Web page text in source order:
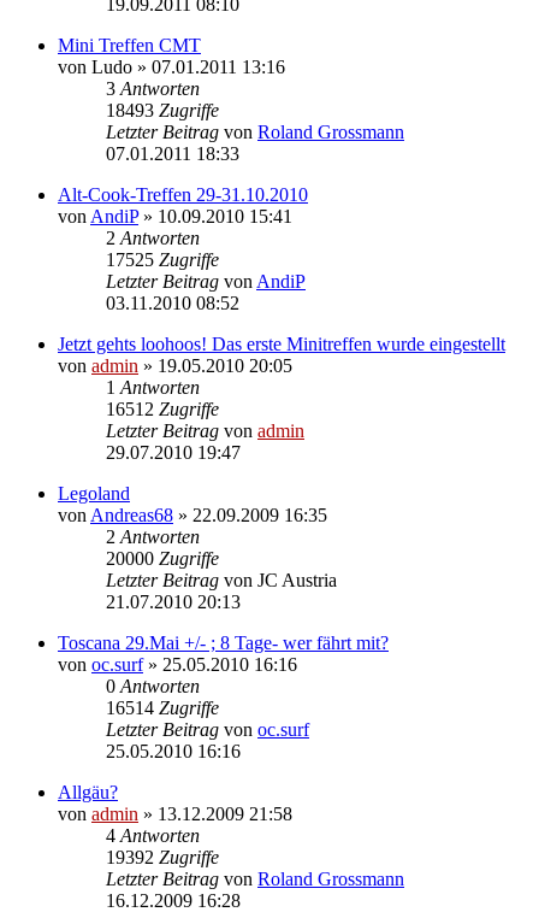
Mini Treffen CMT
von Ludo » 07.01.2011 13:16
3 Antworten
18493 Zugriffe
Letzter Beitrag von Roland Grossmann
07.01.2011 18:33
Alt-Cook-Treffen 29-31.10.2010
von AndiP» 10.09.2010 15:41
2 Antworten
17525 Zugriffe
Letzter Beitrag von AndiP
03.11.2010 08:52
Jetzt gehts loohoos! Das erste Minitreffen wurde eingestellt
von admin » 19.05.2010 20:05
1 Antworten
16512 Zugriffe
Letzter Beitrag von admin
29.07.2010 19:47
Legoland
von Andreas68 » 22.09.2009 16:35
2 Antworten
20000 Zugriffe
Letzter Beitrag von JC Austria
21.07.2010 20:13
Toscana 29.Mai +/- ; 8 Tage- wer fährt mit?
von oc.surf» 25.05.2010 16:16
0 Antworten
16514 Zugriffe
Letzter Beitrag von oc.surf
25.05.2010 16:16
Allgäu?
von admin » 13.12.2009 21:58
4 Antworten
19392 Zugriffe
Letzter Beitrag von Roland Grossmann
16.12.2009 16:28